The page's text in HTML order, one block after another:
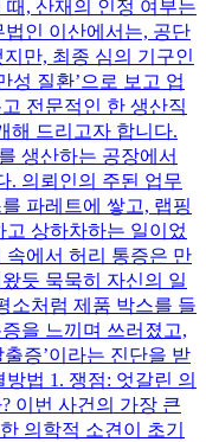
, 산재의 인정 여부는
인 이산에서는, 공단
만, 최종 심의 기구인
성 질환’으로 보고 업
전문적인 한 생산직
해 드리고자 합니다.
생산하는 공장에서
. 의뢰인의 주된 업무
파레트에 쌓고, 랩핑
상하차하는 일이었
속에서 허리 통증은 만
듯 묵묵히 자신의 일
소처럼 제품 박스를 들
을 느끼며 쓰러졌고,
증’이라는 진단을 받
법 1. 쟁점: 엇갈린 의
? 이번 사건의 가장 큰
의학적 소견이 초기